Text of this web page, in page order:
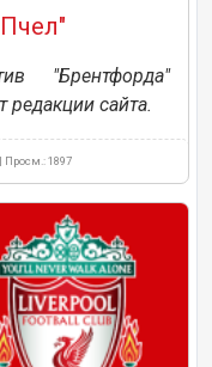
"Брентфорда"
сайта.
Просм.: 1897